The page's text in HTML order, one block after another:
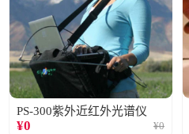
PS-300紫外近红外光谱仪
¥0 ¥0